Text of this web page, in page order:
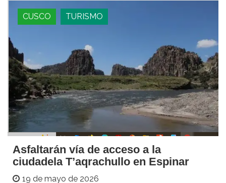
CUSCO TURISMO
Asfaltarán vía de acceso a la
ciudadela T’aqrachullo en Espinar
19 de mayo de 2026